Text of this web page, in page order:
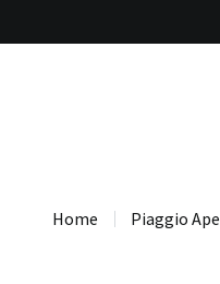
Home Piaggio Ape